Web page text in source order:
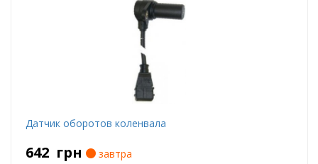
Датчик оборотов коленвала
642 грн
завтра